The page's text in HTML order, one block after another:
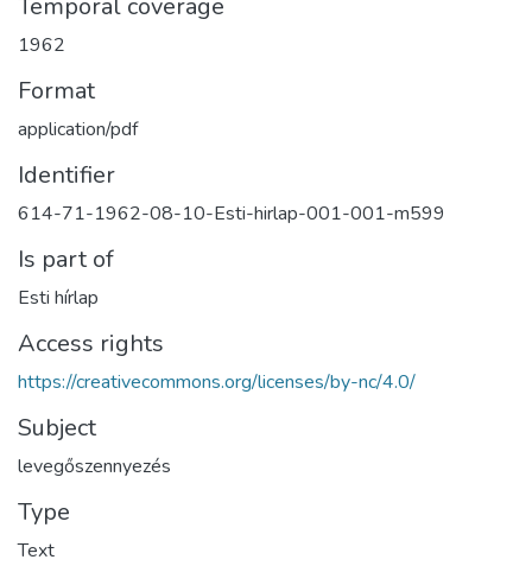
Temporal coverage
1962
Format
application/pdf
Identifier
614-71-1962-08-10-Esti-hirlap-001-001-m599
Is part of
Esti hírlap
Access rights
https://creativecommons.org/licenses/by-nc/4.0/
Subject
levegőszennyezés
Type
Text